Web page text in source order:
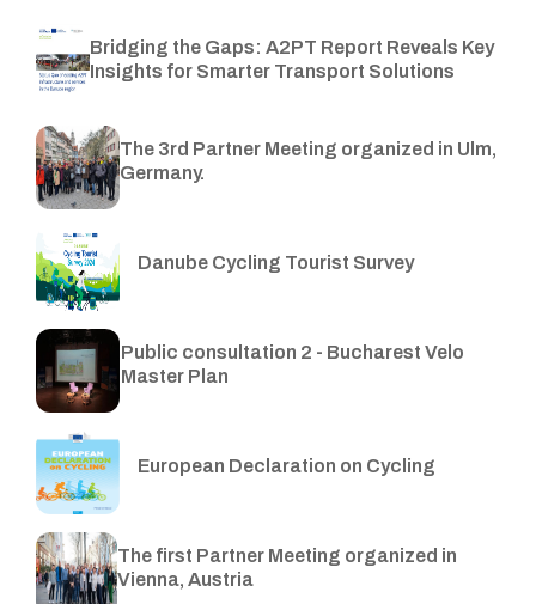
Bridging the Gaps: A2PT Report Reveals Key
Insights for Smarter Transport Solutions
The 3rd Partner Meeting organized in Ulm,
Germany.
Danube Cycling Tourist Survey
Public consultation 2 - Bucharest Velo
Master Plan
European Declaration on Cycling
The first Partner Meeting organized in
Vienna, Austria